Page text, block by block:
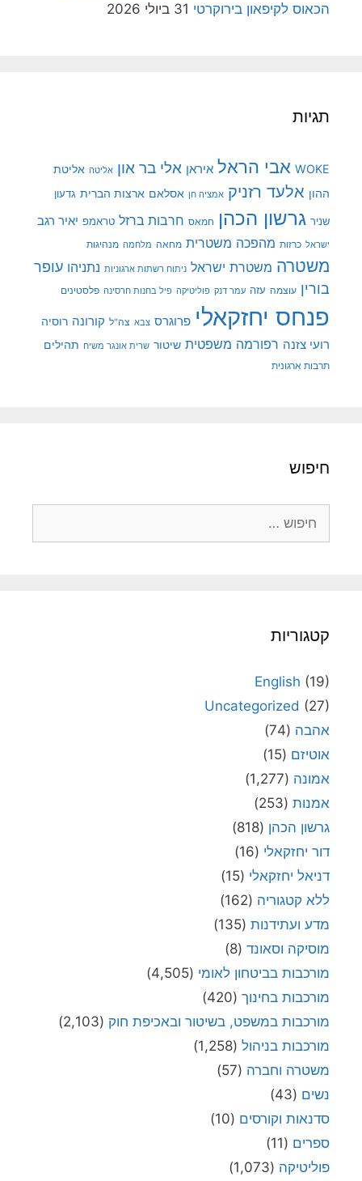
הכאוס לקיפאון בירוקרטי 31 ביולי 2026
תגיות
WOKE אבי הראל איראן אלי בר און אליטה אליטת
ההון אלעד רזניק אמציה חן אסלאם ארצות הברית גדעון
שניר גרשון הכהן חמאס חרבות ברזל טראמפ יאיר רגב
ישראל כרזות מהפכה משטרית מחאה מלחמה מנהיגות
משטרה משטרת ישראל ניתוח רשתות ארגוניות נתניהו עופר
בורין עוצמה עזה עמר דנק פוליטיקה פיל בחנות חרסינה פלסטינים
פנחס יחזקאלי פרוגרס צבא צה"ל קורונה רוסיה
רועי צזנה רפורמה משפטית שיטור שרית אונגר משיח תהילים
תרבות ארגונית
חיפוש
קטגוריות
English (19)
Uncategorized (27)
אהבה (74)
אוטיזם (15)
אמונה (1,277)
אמנות (253)
גרשון הכהן (818)
דור יחזקאלי (16)
דניאל יחזקאלי (15)
ללא קטגוריה (162)
מדע ועתידנות (135)
מוסיקה וסאונד (8)
מורכבות בביטחון לאומי (4,505)
מורכבות בחינוך (420)
מורכבות במשפט, בשיטור ובאכיפת חוק (2,103)
מורכבות בניהול (1,258)
משטרה וחברה (57)
נשים (43)
סדנאות וקורסים (10)
ספרים (11)
פוליטיקה (1,073)